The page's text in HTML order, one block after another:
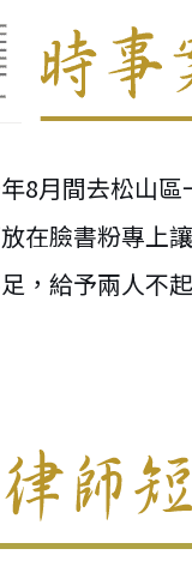
8月間去松山
在臉書粉專上
，給予兩人不